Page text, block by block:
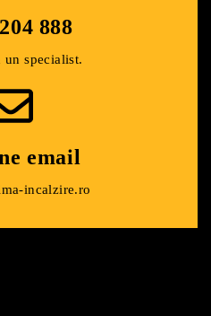
888​
un specialist.
email
incalzire.ro